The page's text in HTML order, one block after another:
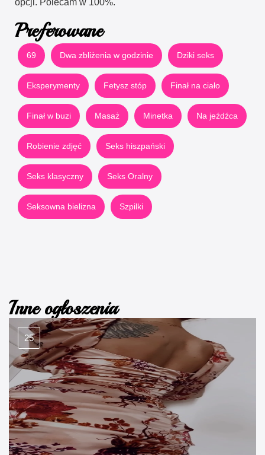
opcji. Polecam w 100%.
Preferowane
69 Dwa zbliżenia w godzinie Dziki seks
Eksperymenty Fetysz stóp Finał na ciało
Finał w buzi Masaż Minetka Na jeźdźca
Robienie zdjęć Seks hiszpański
Seks klasyczny Seks Oralny
Seksowna bielizna Szpilki
Inne ogłoszenia
25